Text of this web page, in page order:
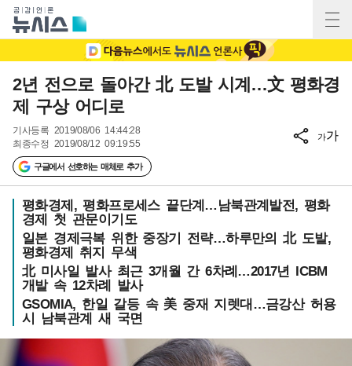
2년 전으로 돌아간 北 도발 시계…文 평화경
제 구상 어디로
기사등록 2019/08/06 14:44:28
최종수정 2019/08/12 09:19:55
구글에서 선호하는 매체로 추가
가가
평화경제, 평화프로세스 끝단계…남북관계발전, 평화
경제 첫 관문이기도
일본 경제극복 위한 중장기 전략…하루만의 北 도발,
평화경제 취지 무색
北 미사일 발사 최근 3개월 간 6차례…2017년 ICBM
개발 속 12차례 발사
GSOMIA, 한일 갈등 속 美 중재 지렛대…금강산 허용
시 남북관계 새 국면